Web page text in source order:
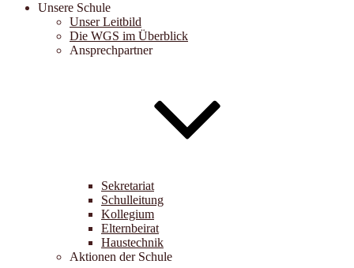
Unsere Schule
Unser Leitbild
Die WGS im Überblick
Ansprechpartner
Sekretariat
Schulleitung
Kollegium
Elternbeirat
Haustechnik
Aktionen der Schule